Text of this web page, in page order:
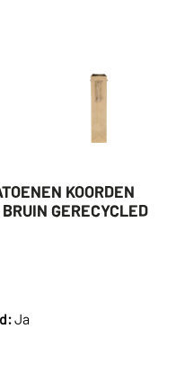
KOORDEN
GERECYCLED
Ja